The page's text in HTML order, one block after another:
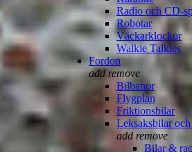
Radio och CD-
Robotar
Väckarklockor
Walkie Talkies
Fordon
add remove
Bilbanor
Flygplan
Friktionsbilar
Leksaksbilar
add remove
Bilar &